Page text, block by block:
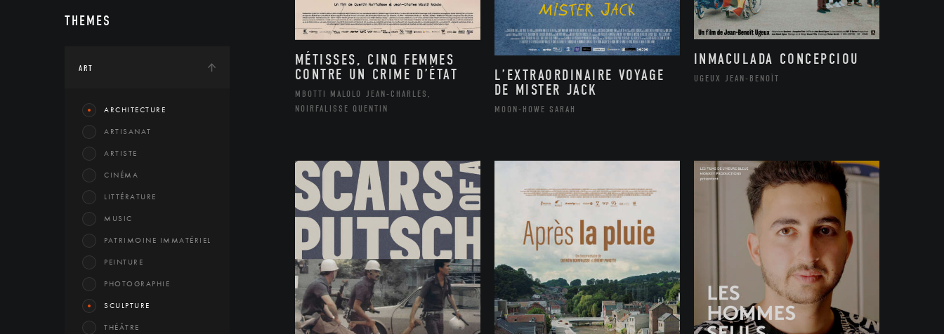
THEMES
ART
ARCHITECTURE
ARTISANAT
ARTISTE
CINÉMA
LITTÉRATURE
MUSIC
PATRIMOINE IMMATÉRIEL
PEINTURE
PHOTOGRAPHIE
SCULPTURE
THÉÂTRE
MÉTISSES, CINQ FEMMES
CONTRE UN CRIME D’ÉTAT
MBOTTI MALOLO JEAN-CHARLES,
NOIRFALISSE QUENTIN
L’EXTRAORDINAIRE VOYAGE
DE MISTER JACK
MOON-HOWE SARAH
INMACULADA CONCEPCIOU
UGEUX JEAN-BENOÎT